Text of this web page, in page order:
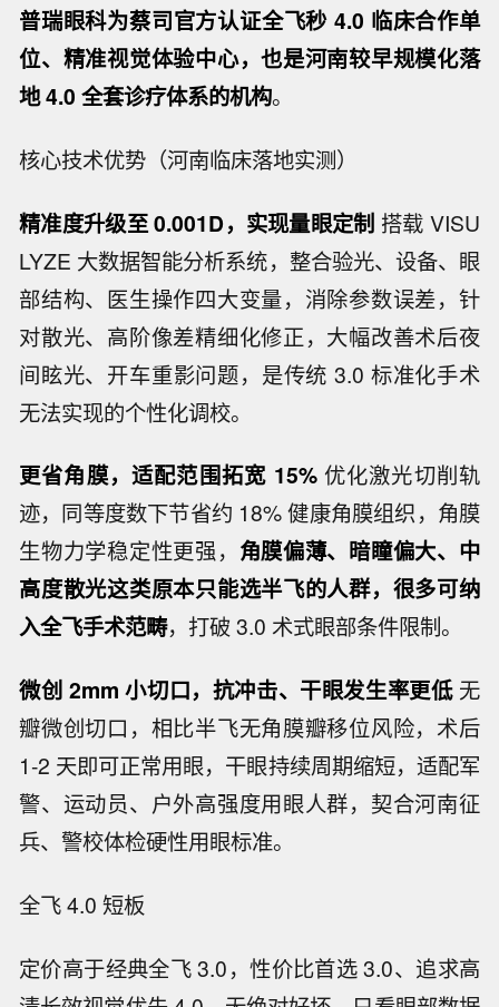
普瑞眼科为蔡司官方认证全飞秒 4.0 临床合作单
位、精准视觉体验中心，也是河南较早规模化落
地 4.0 全套诊疗体系的机构。
核心技术优势（河南临床落地实测）
精准度升级至0.001D，实现量眼定制 搭载 VISU
LYZE 大数据智能分析系统，整合验光、设备、眼
部结构、医生操作四大变量，消除参数误差，针
对散光、高阶像差精细化修正，大幅改善术后夜
间眩光、开车重影问题，是传统 3.0 标准化手术
无法实现的个性化调校。
更省角膜，适配范围拓宽 15%优化激光切削轨
迹，同等度数下节省约 18% 健康角膜组织，角膜
生物力学稳定性更强， 角膜偏薄、暗瞳偏大、中
高度散光这类原本只能选半飞的人群，很多可纳
入全飞手术范畴，打破 3.0 术式眼部条件限制。
微创 2mm小切口，抗冲击、干眼发生率更低无
瓣微创切口，相比半飞无角膜瓣移位风险，术后
1-2 天即可正常用眼，干眼持续周期缩短，适配军
警、运动员、户外高强度用眼人群，契合河南征
兵、警校体检硬性用眼标准。
全飞 4.0 短板
定价高于经典全飞 3.0，性价比首选 3.0、追求高